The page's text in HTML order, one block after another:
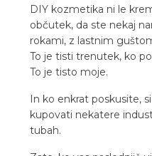
DIY kozmetika ni le
občutek, da ste nekaj
rokami, z lastnim
To je tisti trenutek, ko
To je tisto moje.
In ko enkrat poskusite,
kupovati nekatere
tubah.